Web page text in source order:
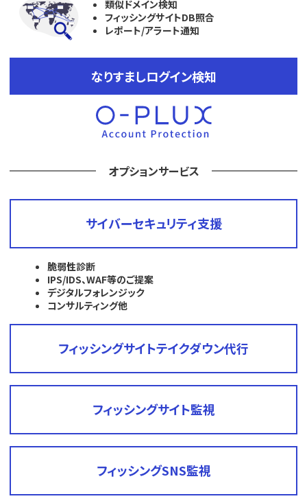
類似ドメイン検知
フィッシングサイトDB照合
レポート/アラート通知
なりすましログイン検知
オプションサービス
サイバーセキュリティ支援
脆弱性診断
IPS/IDS、WAF等のご提案
デジタルフォレンジック
コンサルティング他
フィッシングサイトテイクダウン代行
フィッシングサイト監視
フィッシングSNS監視